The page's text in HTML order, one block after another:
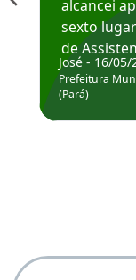
alcancei
sexto
de
Hoje estou
Prefeitura
José - 16/05/
Prefeitura
(Pará)